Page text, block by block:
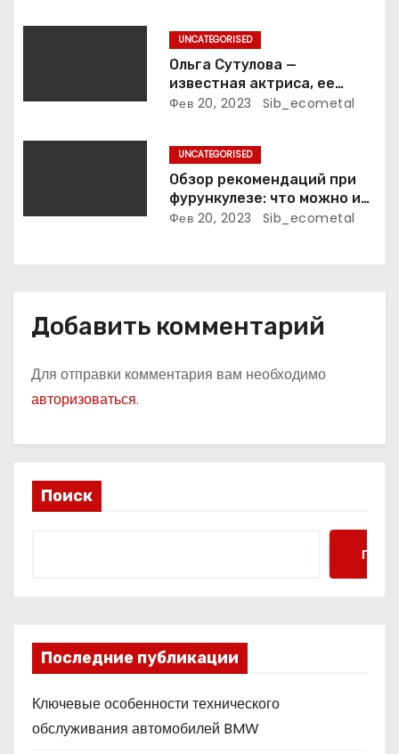
UNCATEGORISED
Ольга Сутулова —
известная актриса, ее
биография, достижения и
Фев 20, 2023 Sib_ecometal
UNCATEGORISED
Обзор рекомендаций при
фурункулезе: что можно и
что нельзя делать
Фев 20, 2023 Sib_ecometal
Добавить комментарий
Для отправки комментария вам необходимо
авторизоваться.
Поиск
Поиск
Последние публикации
Ключевые особенности технического
обслуживания автомобилей BMW